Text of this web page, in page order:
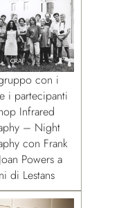
con i
i partecipanti
Infrared
– Night
con Frank
Powers a
di Lestans